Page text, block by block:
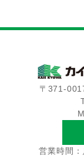
〒371-
営業時間